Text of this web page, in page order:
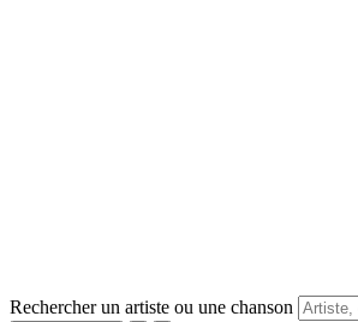
Rechercher un artiste ou une chanson